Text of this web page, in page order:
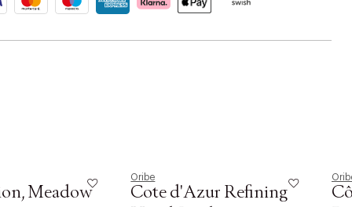
Meadow
Oribe
Cote d'Azur Refining